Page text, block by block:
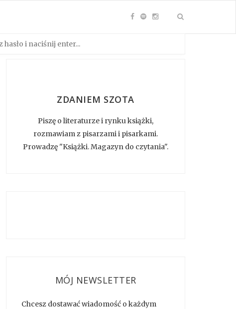
ZDANIEM SZOTA
Piszę o literaturze i rynku książki,
rozmawiam z pisarzami i pisarkami.
Prowadzę "Książki. Magazyn do czytania".
MÓJ NEWSLETTER
Chcesz dostawać wiadomość o każdym